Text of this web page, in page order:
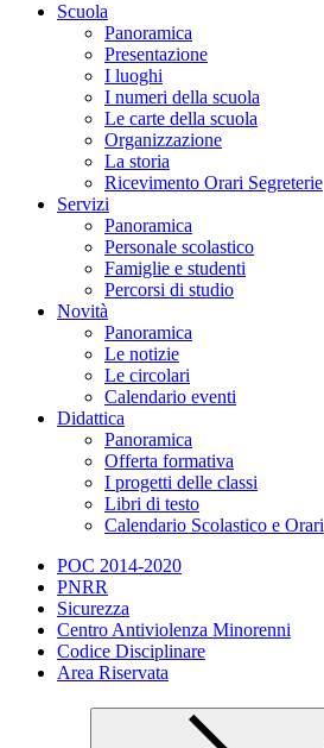
Scuola
Panoramica
Presentazione
I luoghi
I numeri della scuola
Le carte della scuola
Organizzazione
La storia
Ricevimento Orari Segreterie
Servizi
Panoramica
Personale scolastico
Famiglie e studenti
Percorsi di studio
Novità
Panoramica
Le notizie
Le circolari
Calendario eventi
Didattica
Panoramica
Offerta formativa
I progetti delle classi
Libri di testo
Calendario Scolastico e Orari
POC 2014-2020
PNRR
Sicurezza
Centro Antiviolenza Minorenni
Codice Disciplinare
Area Riservata